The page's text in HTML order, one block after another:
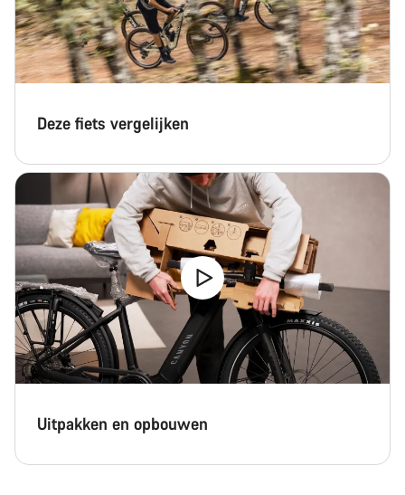
Deze fiets vergelijken
Uitpakken en opbouwen